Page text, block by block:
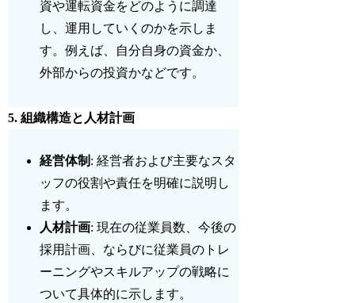
資や運転資金をどのように調達
し、運用していくのかを示しま
す。例えば、自分自身の資金か、
外部からの投資かなどです。
5.組織構造と人材計画
経営体制 : 経営者および主要なスタ
ッフの役割や責任を明確に説明し
ます。
人材計画: 現在の従業員数、今後の
採用計画、ならびに従業員のトレ
ーニングやスキルアップの戦略に
ついて具体的に示します。